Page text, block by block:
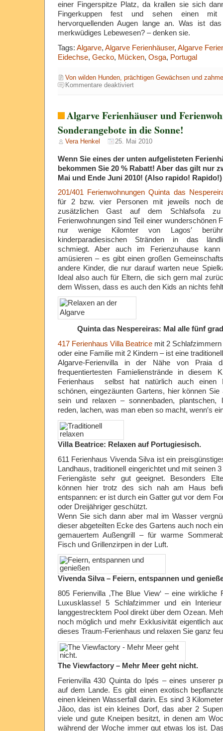
einer Fingerspitze Platz, da krallen sie sich
Fingerkuppen fest und sehen einen mit
hervorquellenden Augen lange an. Was ist
merkwüdiges Lebewesen? – denken sie.
Tags: Algarve, Algarve Ferienhäuser, Algarve
Eidechse, Gecko, Mücken, Osga, Portugal
Von wilden Hunden, prächtigen Gewächsen und
Kommentare deaktiviertfür
Algarve-
Ferien
Algarve Ferienhäuser und
Sonderangebote in die Sonne!
Vera Henkel 25. Mai 2010
Wenn Sie eines der unten aufgelisteten
bekommen Sie 20 % Rabatt! Aber das gilt nur
Mai und Ende Juni 2010! (Also rapido! Rapido!)
201/401 Ferienwohnungen Quinta das
für 2 bzw. vier Personen mit jeweils noch
zusätzlichen Gast auf dem Schlafsofa zu
Ferienwohnungen sind Teil einer wunderschönen
nur wenige Kilomter von Lagos′
kinderparadiesischen Stränden in das
schmiegt. Aber auch im Ferienzuhause
amüsieren – es gibt einen großen
andere Kinder, die nur darauf warten neue
Ideal also auch für Eltern, die sich gern mal
dem Wissen, dass es auch den Kids an nichts
Quinta das Nespereiras: Mal alle fünf
417 Ferienhaus Villa Beatricemit 2 Schlafzimmern
oder eine Familie mit 2 Kindern – ist eine
Algarve-Ferienvilla in der Nähe von Praia
frequentiertesten Famielienstrände in diesem
Ferienhaus selbst hat natürlich auch einen
schönen, eingezäunten Gartens, hier können
sein und relaxen – sonnenbaden, plantschen,
reden, lachen, was man eben so macht, wenn′s
Villa Beatrice: Relaxen auf Portugiesisch.
611 Ferienhaus Vivenda Silva ist ein
Landhaus, traditionell eingerichtet und mit seinen
Feriengäste sehr gut geeignet. Besonders
können hier trotz des sich nah am Haus
entspannen: er ist durch ein Gatter gut vor dem
oder Dreijähriger geschützt.
Wenn Sie sich dann aber mal im Wasser
dieser abgeteilten Ecke des Gartens auch noch
gemauertem Außengrill – für warme
Fisch und Grillenzirpen in der Luft.
Vivenda Silva – Feiern, entspannen und
805 Ferienvilla ‚The Blue View‘ – eine wirkliche
Luxusklasse! 5 Schlafzimmer und ein
langgestrecktem Pool direkt über dem Ozean.
noch möglich und mehr Exklusivität eigentlich
dieses Traum-Ferienhaus und relaxen Sie ganz
The Viewfactory – Mehr Meer geht nicht.
Ferienvilla430 Quinta do Ipés – eines unserer
auf dem Lande. Es gibt einen exotisch
einen kleinen Wasserfall darin. Es sind 3
Jãoo, das ist ein kleines Dorf, das aber 2
viele und gute Kneipen besitzt, in denen am
während der Woche immer gut etwas los ist.